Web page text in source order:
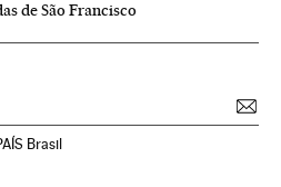
de São Francisco
Brasil